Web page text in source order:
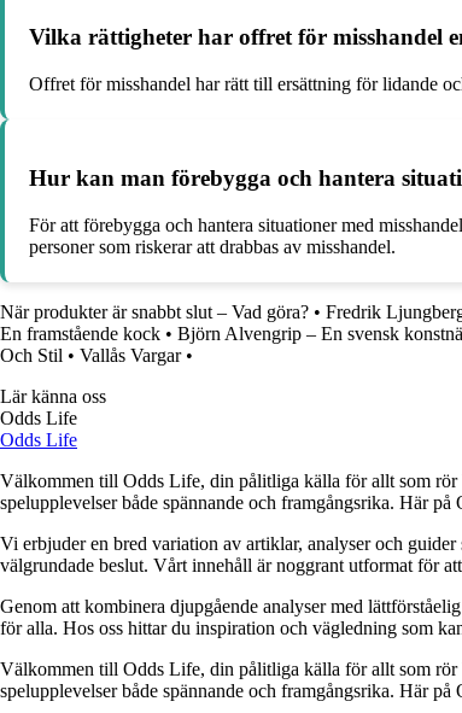
Vilka rättigheter har offret för misshandel
Offret för misshandel har rätt till ersättning för lidande
Hur kan man förebygga och hantera
För att förebygga och hantera situationer med
personer som riskerar att drabbas av misshandel.
När produkter är snabbt slut – Vad göra? • Fredrik
En framstående kock • Björn Alvengrip – En svensk
Och Stil • Vallås Vargar•
Lär känna oss
Odds Life
Odds Life
Välkommen till Odds Life, din pålitliga källa för allt som rör
spelupplevelser både spännande och framgångsrika. Här
Vi erbjuder en bred variation av artiklar, analyser och
välgrundade beslut. Vårt innehåll är noggrant utformat för
Genom att kombinera djupgående analyser med
för alla. Hos oss hittar du inspiration och vägledning som
Välkommen till Odds Life, din pålitliga källa för allt som rör
spelupplevelser både spännande och framgångsrika. Här